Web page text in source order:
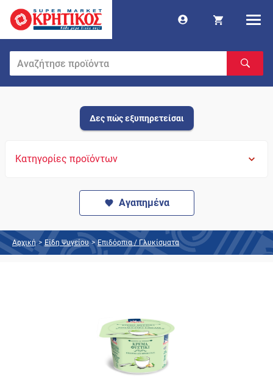
Δες πώς εξυπηρετείσαι
Κατηγορίες προϊόντων
Αγαπημένα
Αρχική > Είδη Ψυγείου > Επιδόρπια / Γλυκίσματα